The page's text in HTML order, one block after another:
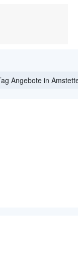
Angebote in